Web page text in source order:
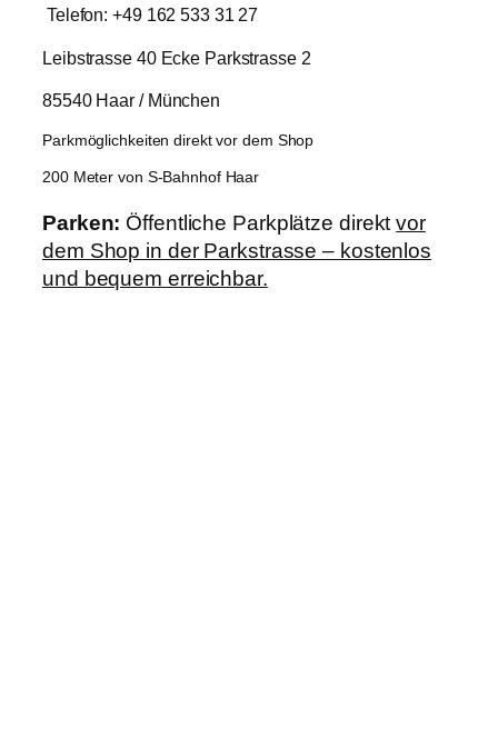
Telefon: +49 162 533 31 27
Leibstrasse 40 Ecke Parkstrasse 2
85540 Haar / München
Parkmöglichkeiten direkt vor dem Shop
200 Meter von S-Bahnhof Haar
Parken: Öffentliche Parkplätze direktvor
dem Shop in der Parkstrasse – kostenlos
und bequem erreichbar.